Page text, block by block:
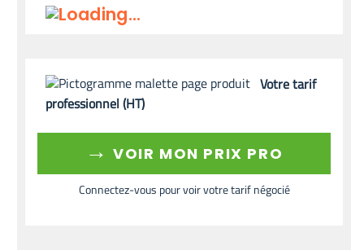
Votre tarif
professionnel (HT)
→ VOIR MON PRIX PRO
Connectez-vous pour voir votre tarif négocié